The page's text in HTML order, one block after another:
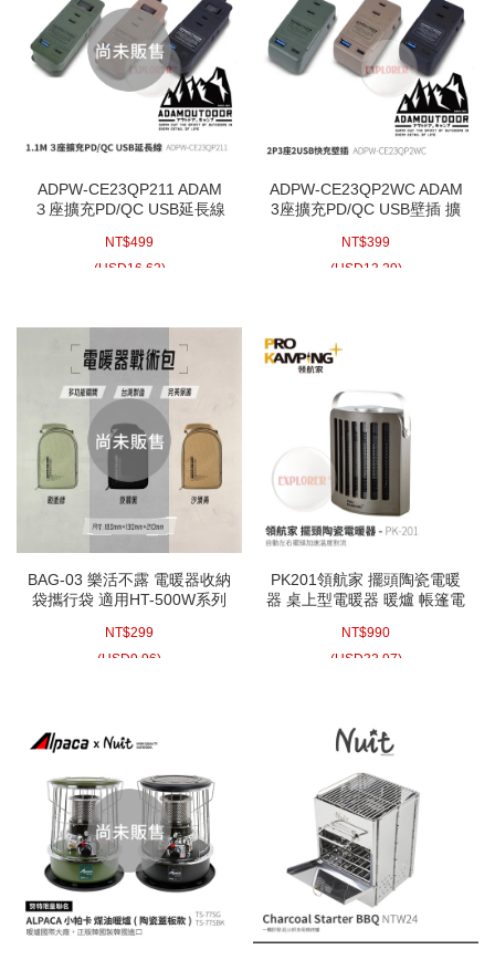
ADPW-CE23QP211 ADAM
３座擴充PD/QC USB延長線
黑 綠 沙色 風格露營 露營美學
工業風 軍風 延長線 居家 露營
NT$499
(USD16.62)
ADPW-CE23QP2WC ADAM
3座擴充PD/QC USB壁插 擴
NT$399
(USD13.29)
BAG-03 樂活不露 電暖器收納
袋攜行袋 適用HT-500W系列
NT$299
(USD9.96)
PK201領航家 擺頭陶瓷電暖
器 桌上型電暖器 暖爐 帳篷電
暖氣機暖風扇 取暖器
NT$990
(USD32.97)